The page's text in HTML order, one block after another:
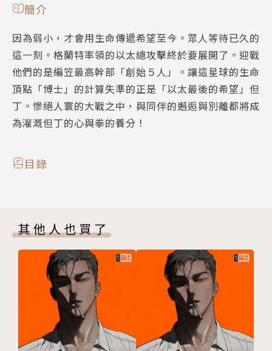
簡介
因為弱小，才會用生命傳遞希望至今。眾人等待已久的
這一刻。格蘭特率領的以太總攻擊終於要展開了。迎戰
他們的是編笠最高幹部「創始５人」。讓這星球的生命
頂點「博士」的計算失準的正是「以太最後的希望」但
丁。慘絕人寰的大戰之中，與同伴的邂逅與別離都將成
為灌溉但丁的心與拳的養分！
目錄
其他人也買了